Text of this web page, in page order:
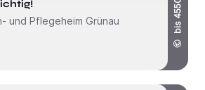
und Pflegeheim Grünau